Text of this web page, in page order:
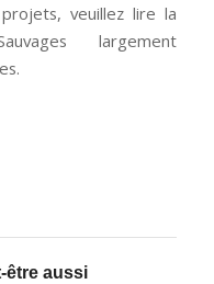
veuillez lire la
largement
être aussi